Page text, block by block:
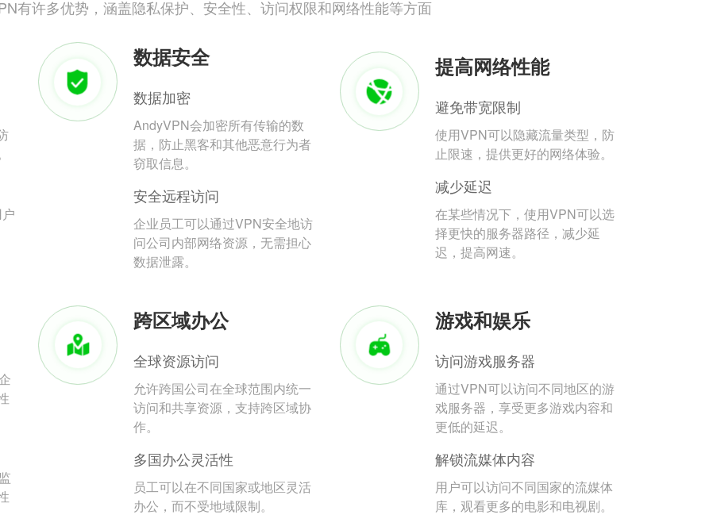
有许多优势，涵盖隐私保护、安全性、访问权限和网络性能等方面
数据安全
数据加密
AndyVPN会加密所有传输的数
据，防止黑客和其他恶意行为者
窃取信息。
安全远程访问
企业员工可以通过VPN安全地访
问公司内部网络资源，无需担心
数据泄露。
提高网络性能
避免带宽限制
使用VPN可以隐藏流量类型，防
止限速，提供更好的网络体验。
减少延迟
在某些情况下，使用VPN可以选
择更快的服务器路径，减少延
迟，提高网速。
跨区域办公
全球资源访问
允许跨国公司在全球范围内统一
访问和共享资源，支持跨区域协
作。
多国办公灵活性
员工可以在不同国家或地区灵活
办公，而不受地域限制。
游戏和娱乐
访问游戏服务器
通过VPN可以访问不同地区的游
戏服务器，享受更多游戏内容和
更低的延迟。
解锁流媒体内容
用户可以访问不同国家的流媒体
库，观看更多的电影和电视剧。